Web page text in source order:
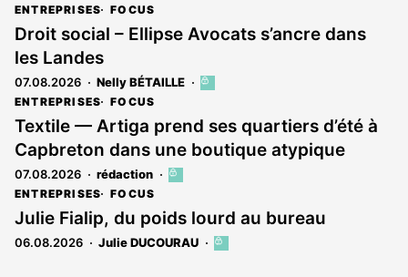
ENTREPRISES FOCUS
Droit social – Ellipse Avocats s’ancre dans
les Landes
07.08.2026 Nelly BÉTAILLE
Cet
est
réservé
aux
ENTREPRISES FOCUS
Textile — Artiga prend ses quartiers d’été à
Capbreton dans une boutique atypique
07.08.2026 rédaction
Cet
est
réservé
aux
ENTREPRISES FOCUS
Julie Fialip, du poids lourd au bureau
06.08.2026 Julie DUCOURAU
Cet